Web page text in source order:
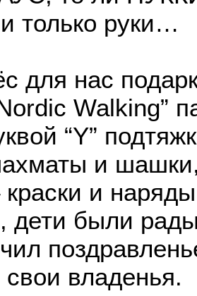
только руки…
для нас
Walking”
“Y”
и
и
дети были
владенья.